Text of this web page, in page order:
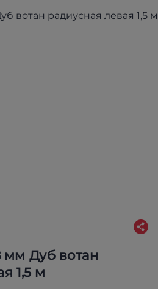
мм Дуб вотан
1,5 м